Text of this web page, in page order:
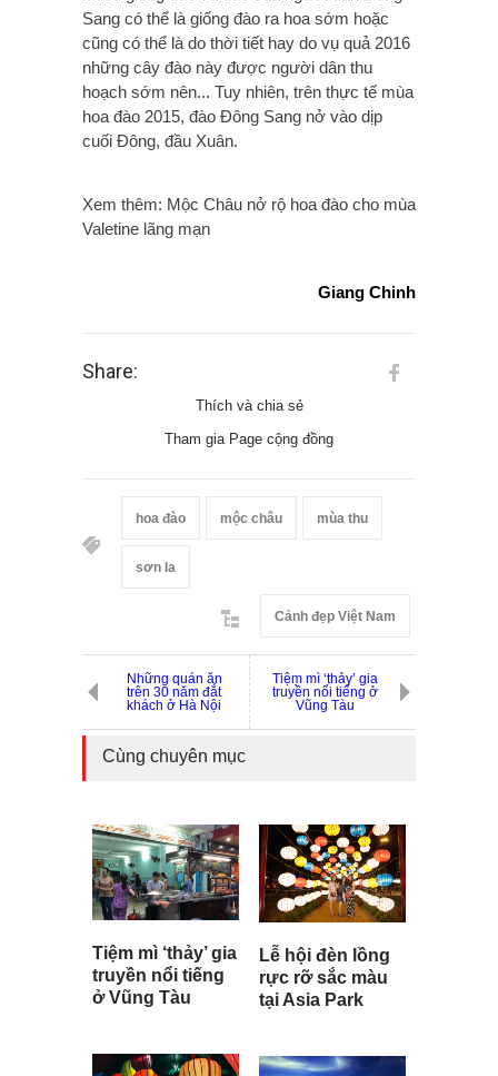
Sang có thể là giống đào ra hoa sớm hoặc
cũng có thể là do thời tiết hay do vụ quả 2016
những cây đào này được người dân thu
hoạch sớm nên... Tuy nhiên, trên thực tế mùa
hoa đào 2015, đào Đông Sang nở vào dịp
cuối Đông, đầu Xuân.
Xem thêm: Mộc Châu nở rộ hoa đào cho mùa
Valetine lãng mạn
Giang Chinh
Share:
Thích và chia sẻ
Tham gia Page cộng đồng
hoa đào mộc châu mùa thu
sơn la
Cảnh đẹp Việt Nam
Những quán ăn
trên 30 năm đắt
khách ở Hà Nội
Tiệm mì ‘thảy’ gia
truyền nổi tiếng ở
Vũng Tàu
Cùng chuyên mục
Tiệm mì ‘thảy’ gia
truyền nổi tiếng
ở Vũng Tàu
Lễ hội đèn lồng
rực rỡ sắc màu
tại Asia Park